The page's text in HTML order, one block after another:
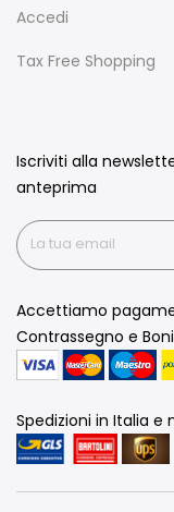
Accedi
Tax Free Shopping
Iscriviti alla
anteprima
Accettiamo
Contrassegno e
Spedizioni in Italia e